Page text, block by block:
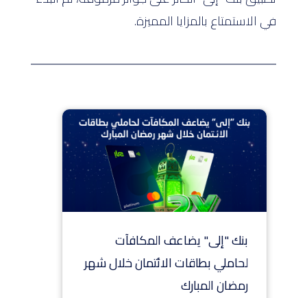
في الاستمتاع بالمزايا المميزة.
بنك "إلى" يضاعف المكافآت
لحاملي بطاقات الائتمان خلال شهر
رمضان المبارك